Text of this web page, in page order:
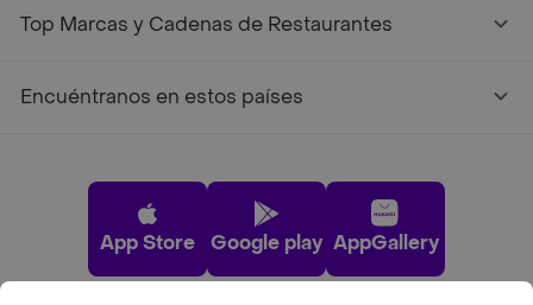
Top Marcas y Cadenas de Restaurantes
Encuéntranos en estos países
App Store Google play AppGallery